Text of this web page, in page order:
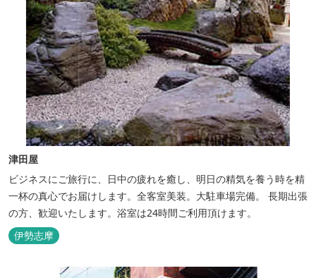
津田屋
ビジネスにご旅行に、日中の疲れを癒し、明日の精気を養う時を精
一杯の真心でお届けします。全客室美装。大駐車場完備。 長期出張
の方、歓迎いたします。浴室は24時間ご利用頂けます。
伊勢志摩